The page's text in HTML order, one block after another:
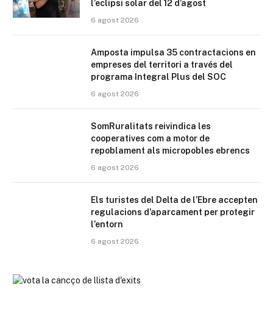
l’eclipsi solar del 12 d’agost
6 agost 2026
Amposta impulsa 35 contractacions en
empreses del territori a través del
programa Integral Plus del SOC
6 agost 2026
SomRuralitats reivindica les
cooperatives com a motor de
repoblament als micropobles ebrencs
6 agost 2026
Els turistes del Delta de l’Ebre accepten
regulacions d’aparcament per protegir
l’entorn
6 agost 2026